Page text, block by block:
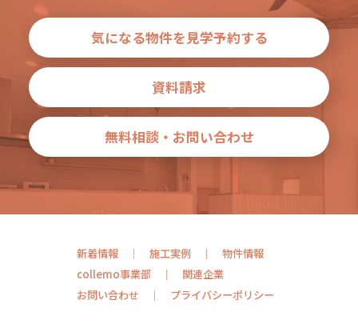
気になる物件を見学予約する
資料請求
無料相談・お問い合わせ
新着情報 施工実例
物件情報
collemo事業部
関連企業
お問い合わせ
プライバシーポリシー